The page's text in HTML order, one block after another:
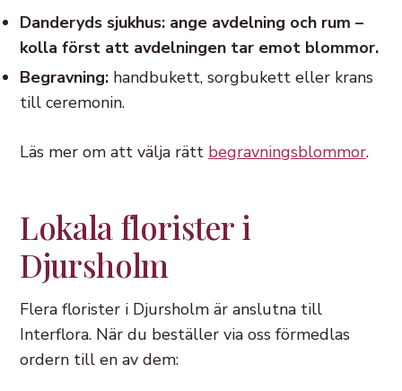
Danderyds sjukhus: ange avdelning och rum –
kolla först att avdelningen tar emot blommor.
Begravning: handbukett, sorgbukett eller krans
till ceremonin.
Läs mer om att välja rätt begravningsblommor.
Lokala florister i
Djursholm
Flera florister i Djursholm är anslutna till
Interflora. När du beställer via oss förmedlas
ordern till en av dem: